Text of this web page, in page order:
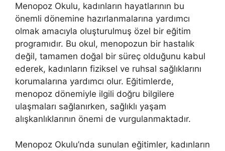
Menopoz Okulu, kadınların hayatlarının bu
önemli dönemine hazırlanmalarına yardımcı
olmak amacıyla oluşturulmuş özel bir eğitim
programıdır. Bu okul, menopozun bir hastalık
değil, tamamen doğal bir süreç olduğunu kabul
ederek, kadınların fiziksel ve ruhsal sağlıklarını
korumalarına yardımcı olur. Eğitimlerde,
menopoz dönemiyle ilgili doğru bilgilere
ulaşmaları sağlanırken, sağlıklı yaşam
alışkanlıklarının önemi de vurgulanmaktadır.
Menopoz Okulu’nda sunulan eğitimler, kadınların